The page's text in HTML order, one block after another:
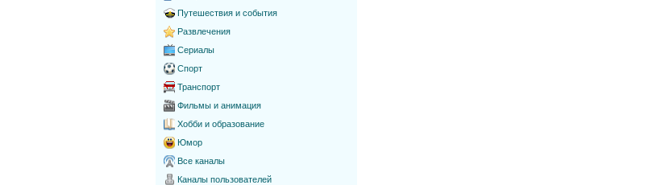
Путешествия и события
Развлечения
Сериалы
Спорт
Транспорт
Фильмы и анимация
Хобби и образование
Юмор
Все каналы
Каналы пользователей